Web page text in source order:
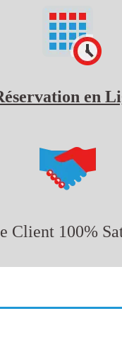
en
Client 100%